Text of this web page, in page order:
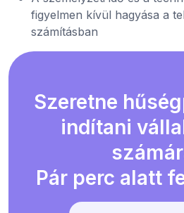
figyelmen kívül hagyása a
számításban
Szeretne
indítani
Pár perc alatt